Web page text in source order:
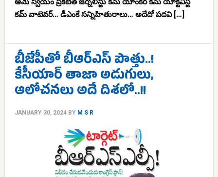
కమ్ వాటెవర్… డీఎంకే సన్నిహితురాలు… అదేదో పదవి […]
బీజేపీతో బీఆర్ఎస్ పొత్తు..!
కేసీయార్ తాజా అడుగులు,
ఆలోచనలు అదే దిశలో..!!
JANUARY 30, 2024BY M S R